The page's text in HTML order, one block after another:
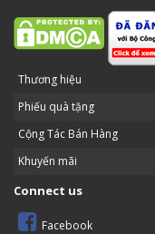
Thương hiệu
Phiếu quà tặng
Cộng Tác Bán Hàng
Khuyến mãi
Connect us
Facebook